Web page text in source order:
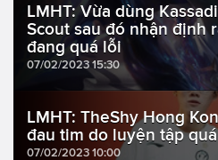
LMHT: Vừa dùng
Scout sau đó nhận định
đang quá lỗi
07/02/2023 15:30
LMHT: TheShy Hong
đau tim do luyện tập
07/02/2023 10:00